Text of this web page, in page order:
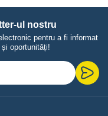
ul nostru
pentru a fi informat
oportunități!